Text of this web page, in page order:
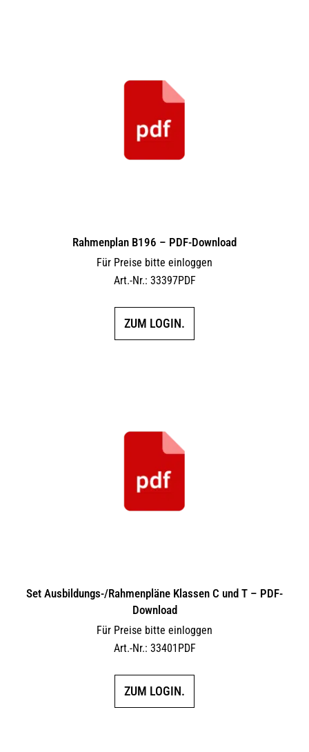
Rahmenplan B196 – PDF-Download
Für Preise bitte einloggen
Art.-Nr.: 33397PDF
ZUM LOGIN.
Set Ausbildungs-/Rahmenpläne Klassen C und T – PDF-
Download
Für Preise bitte einloggen
Art.-Nr.: 33401PDF
ZUM LOGIN.